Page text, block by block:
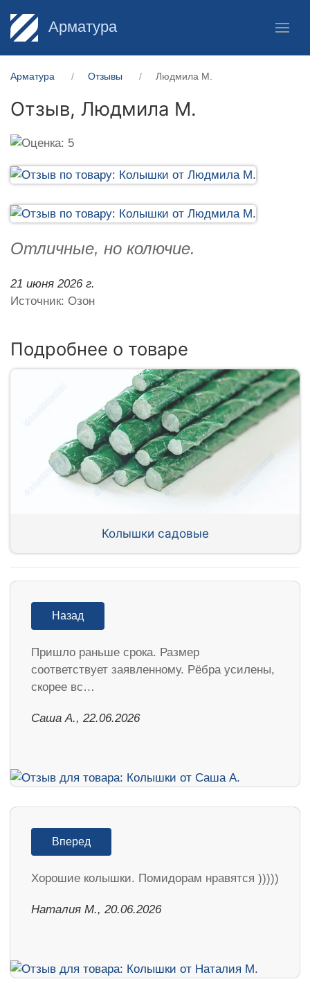
Арматура
Арматура Отзывы Людмила М.
Отзыв, Людмила М.
Отличные, но колючие.
21 июня 2026 г.
Источник: Озон
Подробнее о товаре
Колышки садовые
Назад
Пришло раньше срока. Размер
соответствует заявленному. Рёбра усилены,
скорее вс…
Саша А., 22.06.2026
Вперед
Хорошие колышки. Помидорам нравятся )))))
Наталия М., 20.06.2026